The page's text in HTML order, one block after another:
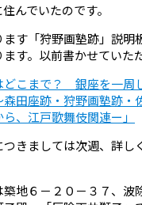
んでいたのです。
す「狩野画塾跡」説明
す。以前書かせていた
どこまで？ 銀座を一周
田座跡・狩野画塾跡・
江戸歌舞伎関連ー」
きましては次週、詳し
地６－２０－３７、波